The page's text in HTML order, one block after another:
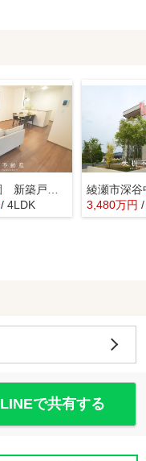
/ 4LDK 3,480万円
LINEで共有する